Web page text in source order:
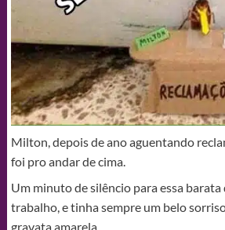
Milton, depois de ano aguentando
foi pro andar de cima.
Um minuto de silêncio para essa
trabalho, e tinha sempre um belo
gravata amarela.